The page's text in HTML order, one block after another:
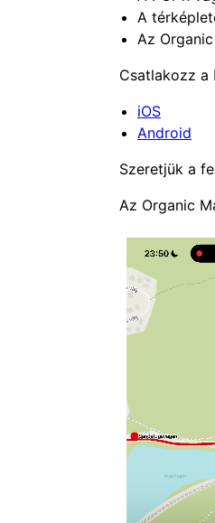
A
Az
Csatlakozz a
iOS
Android
Szeretjük a
Az Organic